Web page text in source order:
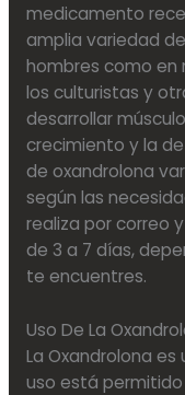
medicamento
amplia variedad
hombres como en
los culturistas y
desarrollar
crecimiento y la
de oxandrolona
según las
realiza por correo
de 3 a 7 días,
te encuentres.
Uso De La
La Oxandrolona
uso está permitido